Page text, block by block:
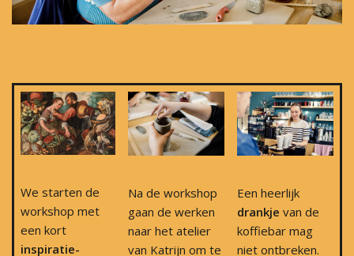
We starten de
workshop met
een kort
inspiratie-
Na de workshop
gaan de werken
naar het atelier
van Katrijn om te
Een heerlijk
drankje van de
koffiebar mag
niet ontbreken.